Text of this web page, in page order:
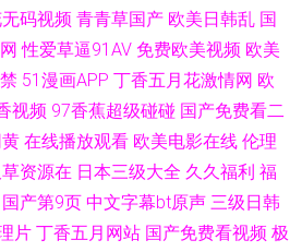
码视频 青青草国产 欧美日韩乱 国
性爱草逼91AV 免费欧美视频 欧美
51漫画APP 丁香五月花激情网 欧
视频 97香蕉超级碰碰 国产免费看二
在线播放观看 欧美电影在线 伦理
资源在 日本三级大全 久久福利 福
国产第9页 中文字幕bt原声 三级日韩
片 丁香五月网站 国产免费看视频 极